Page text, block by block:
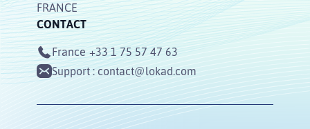
FRANCE
CONTACT
France +33 1 75 57 47 63
Support :contact@lokad.com